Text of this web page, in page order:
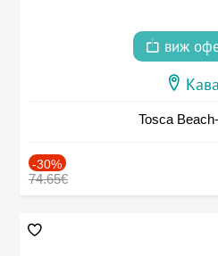
виж
Tosca
-30%
74.65€